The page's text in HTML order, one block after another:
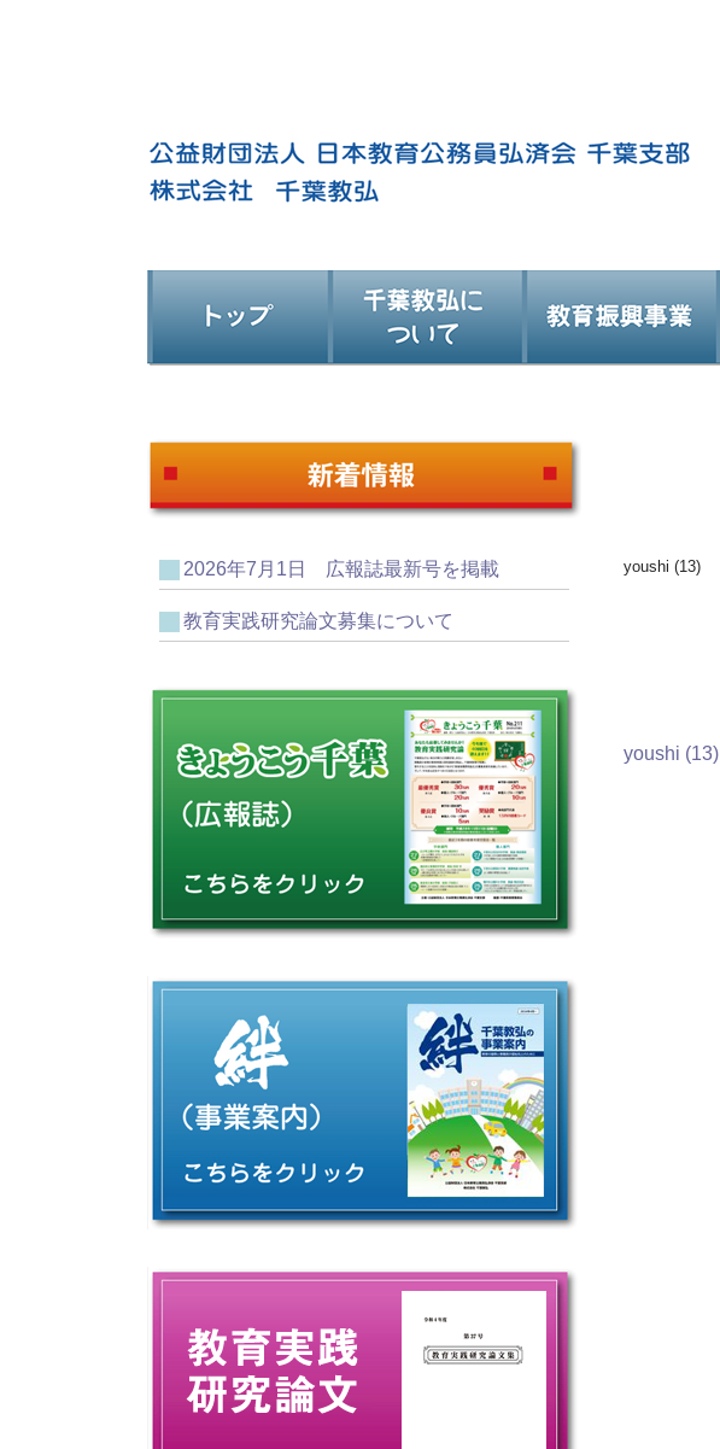
youshi (13)
youshi (13)
2026年7月1日 広報誌最新号を掲載
教育実践研究論文募集について